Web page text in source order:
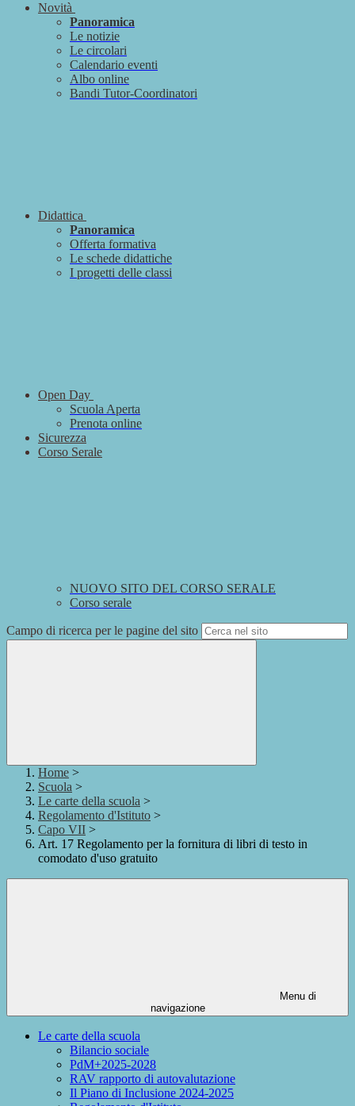
Novità
Panoramica
Le notizie
Le circolari
Calendario eventi
Albo online
Bandi Tutor-Coordinatori
Didattica
Panoramica
Offerta formativa
Le schede didattiche
I progetti delle classi
Open Day
Scuola Aperta
Prenota online
Sicurezza
Corso Serale
NUOVO SITO DEL CORSO SERALE
Corso serale
Campo di ricerca per le pagine del sito
Home >
Scuola >
Le carte della scuola >
Regolamento d'Istituto >
Capo VII >
Art. 17 Regolamento per la fornitura di libri di testo in
comodato d'uso gratuito
Menu di
navigazione
Le carte della scuola
Bilancio sociale
PdM+2025-2028
RAV rapporto di autovalutazione
Il Piano di Inclusione 2024-2025